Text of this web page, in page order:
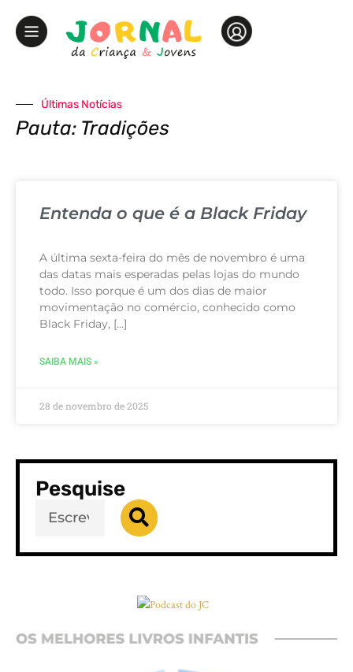
Últimas Notícias
Pauta: Tradições
Entenda o que é a Black Friday
A última sexta-feira do mês de novembro é uma
das datas mais esperadas pelas lojas do mundo
todo. Isso porque é um dos dias de maior
movimentação no comércio, conhecido como
Black Friday, […]
SAIBA MAIS »
28 de novembro de 2025
Pesquise